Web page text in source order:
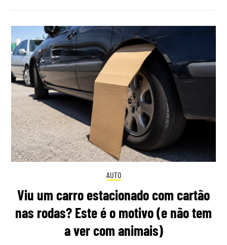
AUTO
Viu um carro estacionado com cartão
nas rodas? Este é o motivo (e não tem
a ver com animais)